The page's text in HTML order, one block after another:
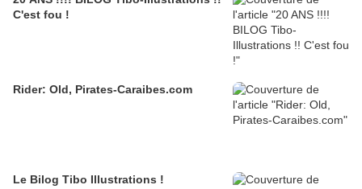
C'est fou !
Rider: Old, Pirates-Caraibes.com
Le Bilog Tibo Illustrations !